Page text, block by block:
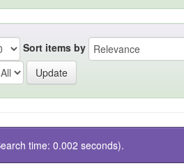
Sort items by
time: 0.002 seconds).